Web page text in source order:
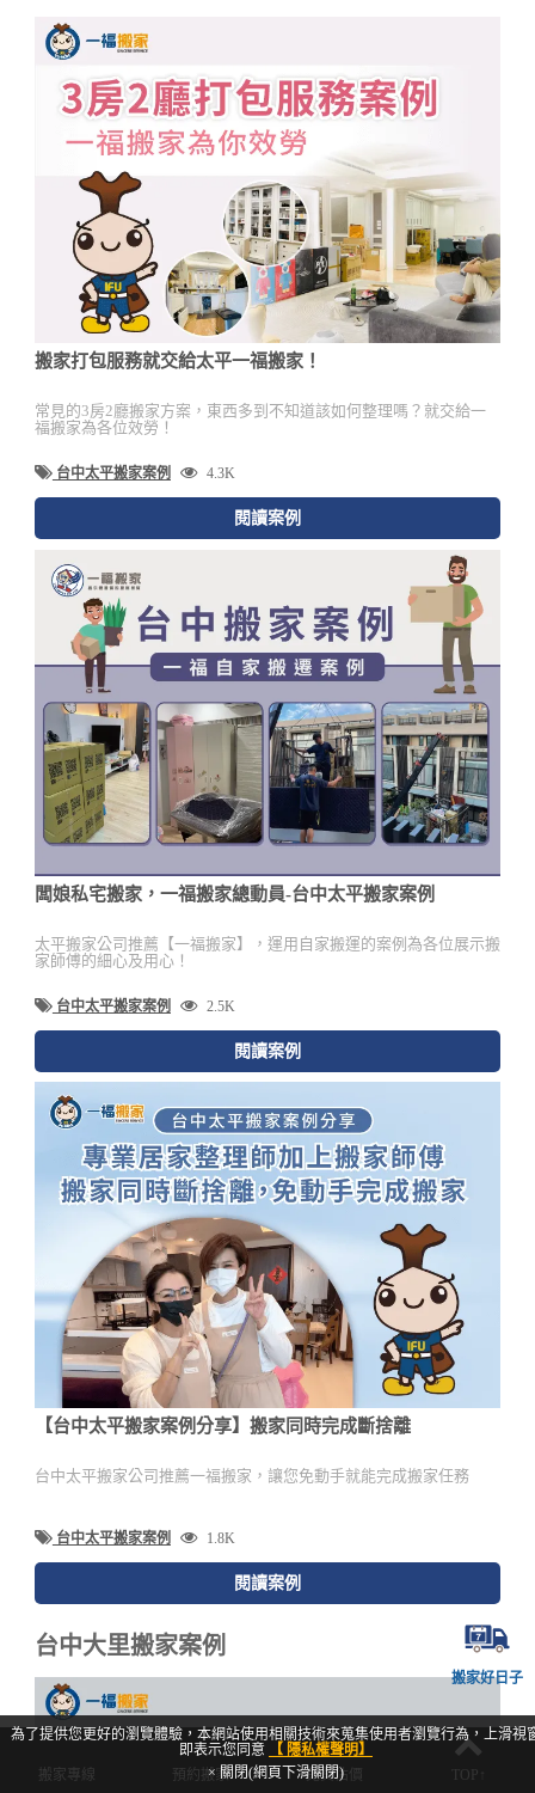
搬家打包服務就交給太平一福搬家！
常見的3房2廳搬家方案，東西多到不知道該如何整理嗎？就交給一
福搬家為各位效勞！
台中太平搬家案例 4.3K
閱讀案例
闆娘私宅搬家，一福搬家總動員-台中太平搬家案例
太平搬家公司推薦【一福搬家】，運用自家搬運的案例為各位展示搬
家師傅的細心及用心！
台中太平搬家案例 2.5K
閱讀案例
【台中太平搬家案例分享】搬家同時完成斷捨離
台中太平搬家公司推薦一福搬家，讓您免動手就能完成搬家任務
台中太平搬家案例 1.8K
閱讀案例
台中大里搬家案例
為了提供您更好的瀏覽體驗，本網站使用相關技術來蒐集使用者瀏覽行為，上滑視
即表示您同意
【 隱私權聲明】
× 關閉(網頁下滑關閉)
搬家專線 預約搬家 免費估價 TOP↑
搬家好日子